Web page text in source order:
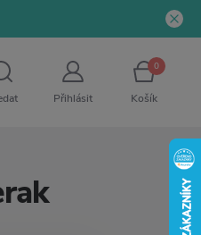
Přihlásit
0
Košík